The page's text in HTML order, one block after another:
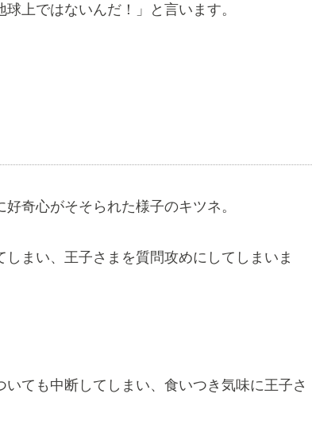
上ではないんだ！」と言います。
奇心がそそられた様子のキツネ。
まい、王子さまを質問攻めにしてしまいま
ても中断してしまい、食いつき気味に王子さ